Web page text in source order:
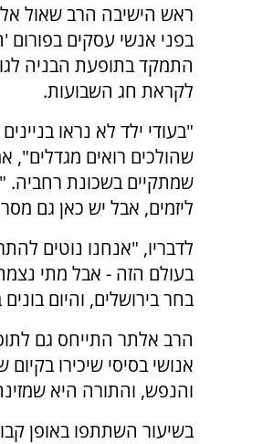
ראש הישיבה הרב שאול
בפני אנשי עסקים בפורום
התמקד בתופעת הבניה
לקראת חג השבועות.
"בעודי ילד לא נראו
שהולכים רואים מגדלים",
שמתקיים בשכונת
ליזמים, אבל יש כאן גם
לדבריו, "אנחנו נוטים
בעולם הזה - אבל מתי
בחר בירושלים, והיום
הרב אלתר התייחס גם
אנושי בסיסי שיכירו
והנפש, והתורה היא
בשיעור השתתפו באופן